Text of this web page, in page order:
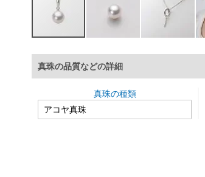
メ
ー
ジ
ラ
真珠の品質などの詳細
真珠の種類